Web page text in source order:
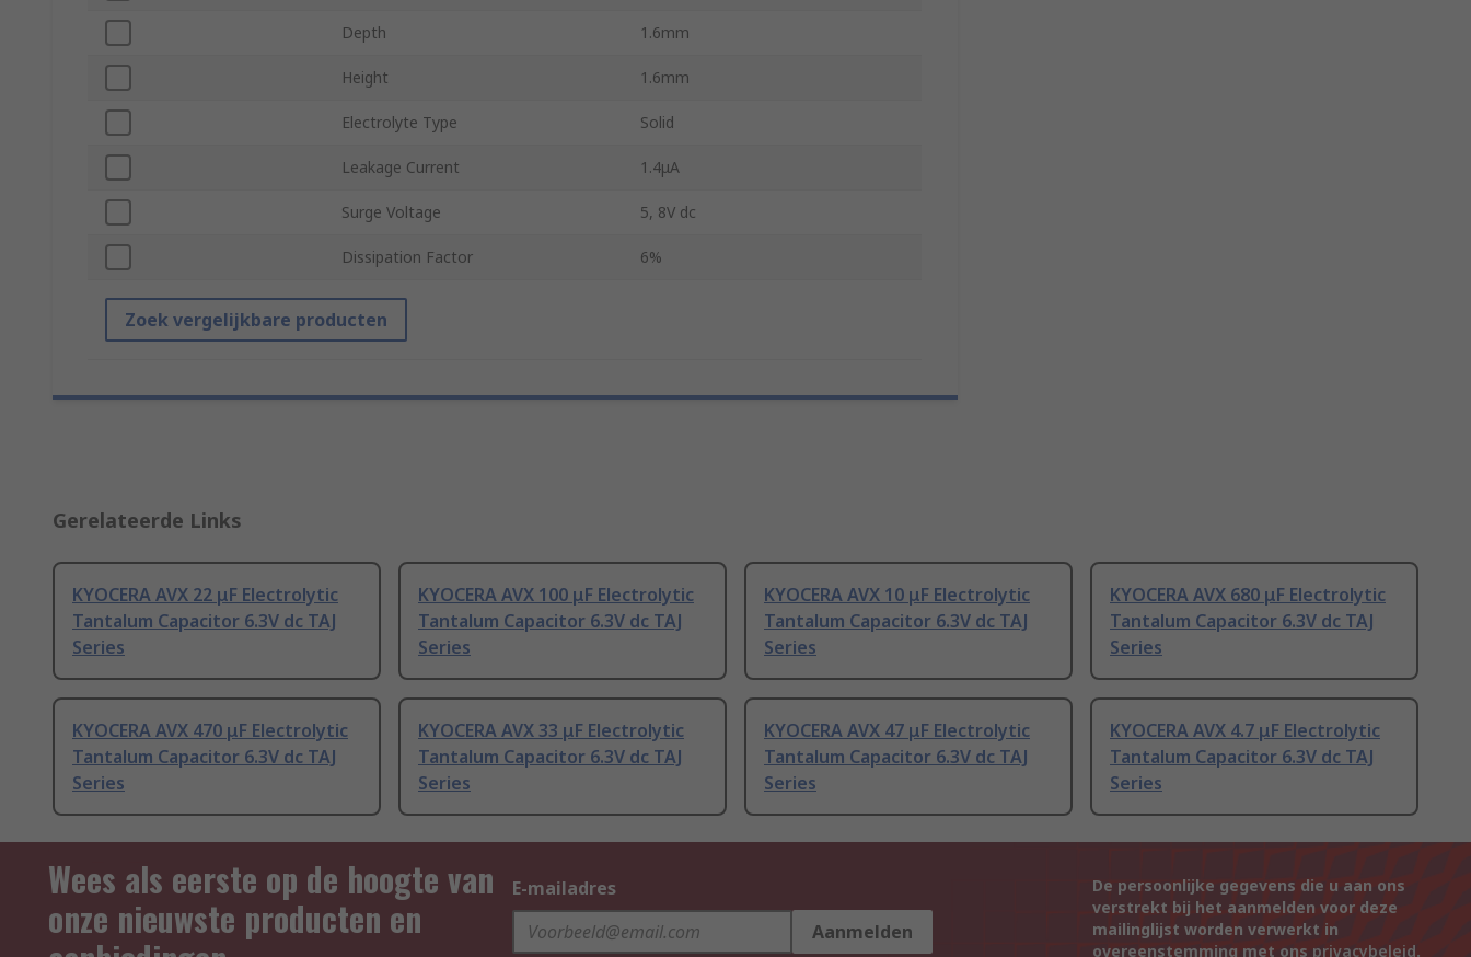
Depth 1.6mm
Height 1.6mm
Electrolyte Type Solid
Leakage Current 1.4μA
Surge Voltage 5, 8V dc
Dissipation Factor 6%
Zoek vergelijkbare producten
Gerelateerde Links
KYOCERA AVX 22 μF Electrolytic
Tantalum Capacitor 6.3V dc TAJ
Series
KYOCERA AVX 100 μF Electrolytic
Tantalum Capacitor 6.3V dc TAJ
Series
KYOCERA AVX 10 μF Electrolytic
Tantalum Capacitor 6.3V dc TAJ
Series
KYOCERA AVX 680 μF Electrolytic
Tantalum Capacitor 6.3V dc TAJ
Series
KYOCERA AVX 470 μF Electrolytic
Tantalum Capacitor 6.3V dc TAJ
Series
KYOCERA AVX 33 μF Electrolytic
Tantalum Capacitor 6.3V dc TAJ
Series
KYOCERA AVX 47 μF Electrolytic
Tantalum Capacitor 6.3V dc TAJ
Series
KYOCERA AVX 4.7 μF Electrolytic
Tantalum Capacitor 6.3V dc TAJ
Series
Wees als eerste op de hoogte van
onze nieuwste producten en
E-mailadres
Aanmelden
De persoonlijke gegevens die u aan ons
verstrekt bij het aanmelden voor deze
mailinglijst worden verwerkt in
overeenstemming met ons privacybeleid.